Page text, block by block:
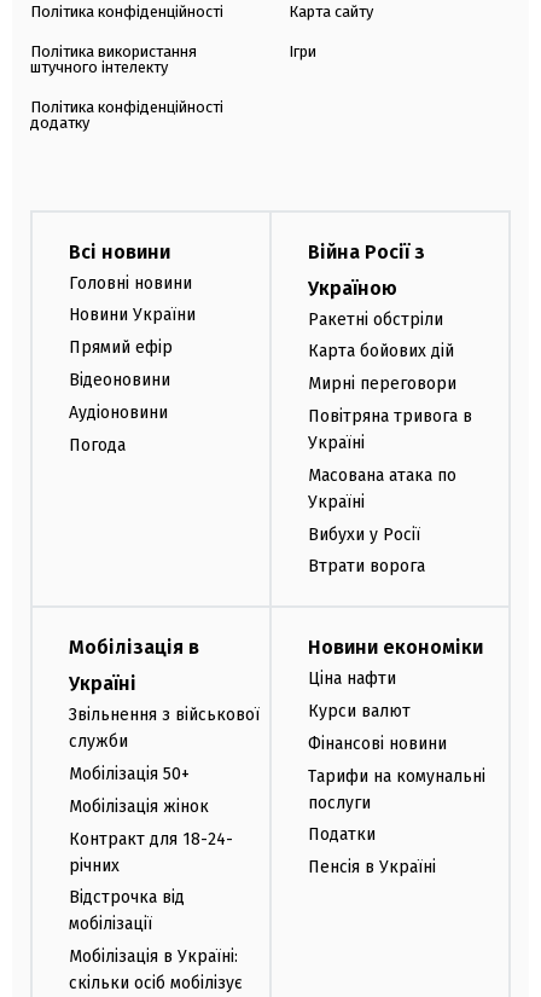
Політика конфіденційності
Політика використання
штучного інтелекту
Політика конфіденційності
додатку
Карта сайту
Ігри
Всі новини
Головні новини
Новини України
Прямий ефір
Відеоновини
Аудіоновини
Погода
Війна Росії з
Україною
Ракетні обстріли
Карта бойових дій
Мирні переговори
Повітряна тривога в
Україні
Масована атака по
Україні
Вибухи у Росії
Втрати ворога
Мобілізація в
Україні
Звільнення з військової
служби
Мобілізація 50+
Мобілізація жінок
Контракт для 18-24-
річних
Відстрочка від
мобілізації
Мобілізація в Україні:
скільки осіб мобілізує
Новини економіки
Ціна нафти
Курси валют
Фінансові новини
Тарифи на комунальні
послуги
Податки
Пенсія в Україні